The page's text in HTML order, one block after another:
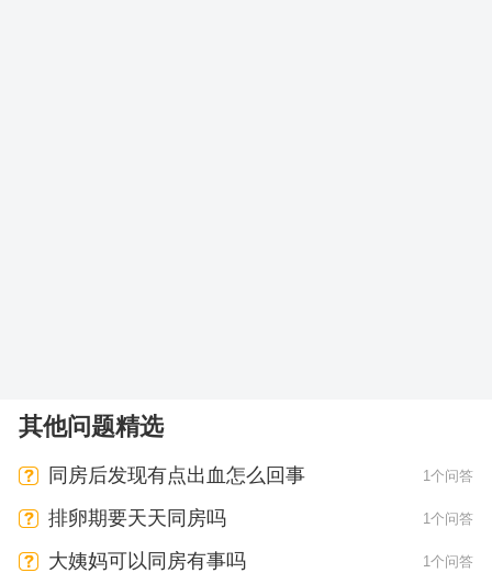
其他问题精选
同房后发现有点出血怎么回事 1个问答
排卵期要天天同房吗 1个问答
大姨妈可以同房有事吗 1个问答